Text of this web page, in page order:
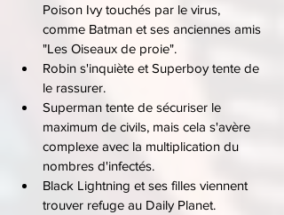
Poison Ivy touchés par le virus,
comme Batman et ses anciennes amis
"Les Oiseaux de proie".
Robin s'inquiète et Superboy tente de
le rassurer.
Superman tente de sécuriser le
maximum de civils, mais cela s'avère
complexe avec la multiplication du
nombres d'infectés.
Black Lightning et ses filles viennent
trouver refuge au Daily Planet.